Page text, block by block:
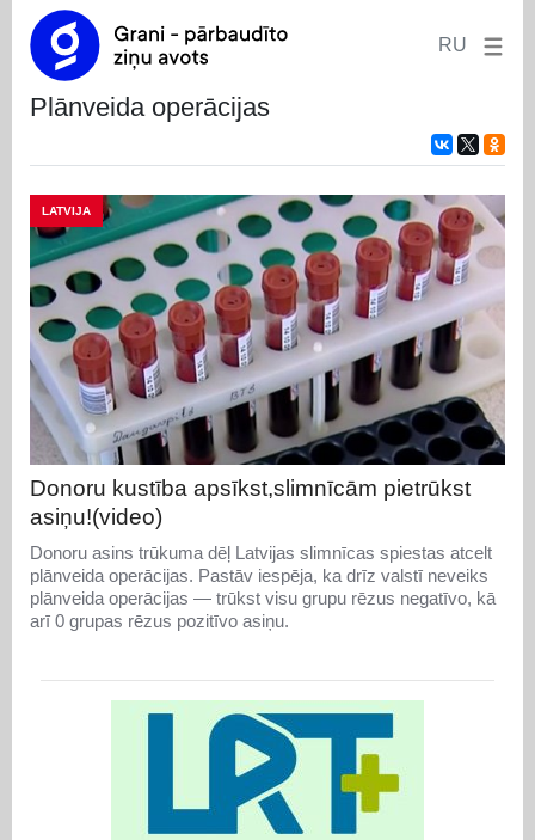
RU
plānveida operācijas
LATVIJA
Donoru kustība apsīkst,slimnīcām pietrūkst
asiņu!(video)
Donoru asins trūkuma dēļ Latvijas slimnīcas spiestas atcelt
plānveida operācijas. Pastāv iespēja, ka drīz valstī neveiks
plānveida operācijas — trūkst visu grupu rēzus negatīvo, kā
arī 0 grupas rēzus pozitīvo asiņu.